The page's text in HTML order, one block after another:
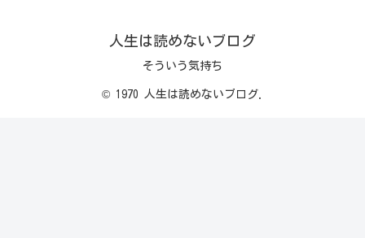
人生は読めないブログ
そういう気持ち
© 1970 人生は読めないブログ.